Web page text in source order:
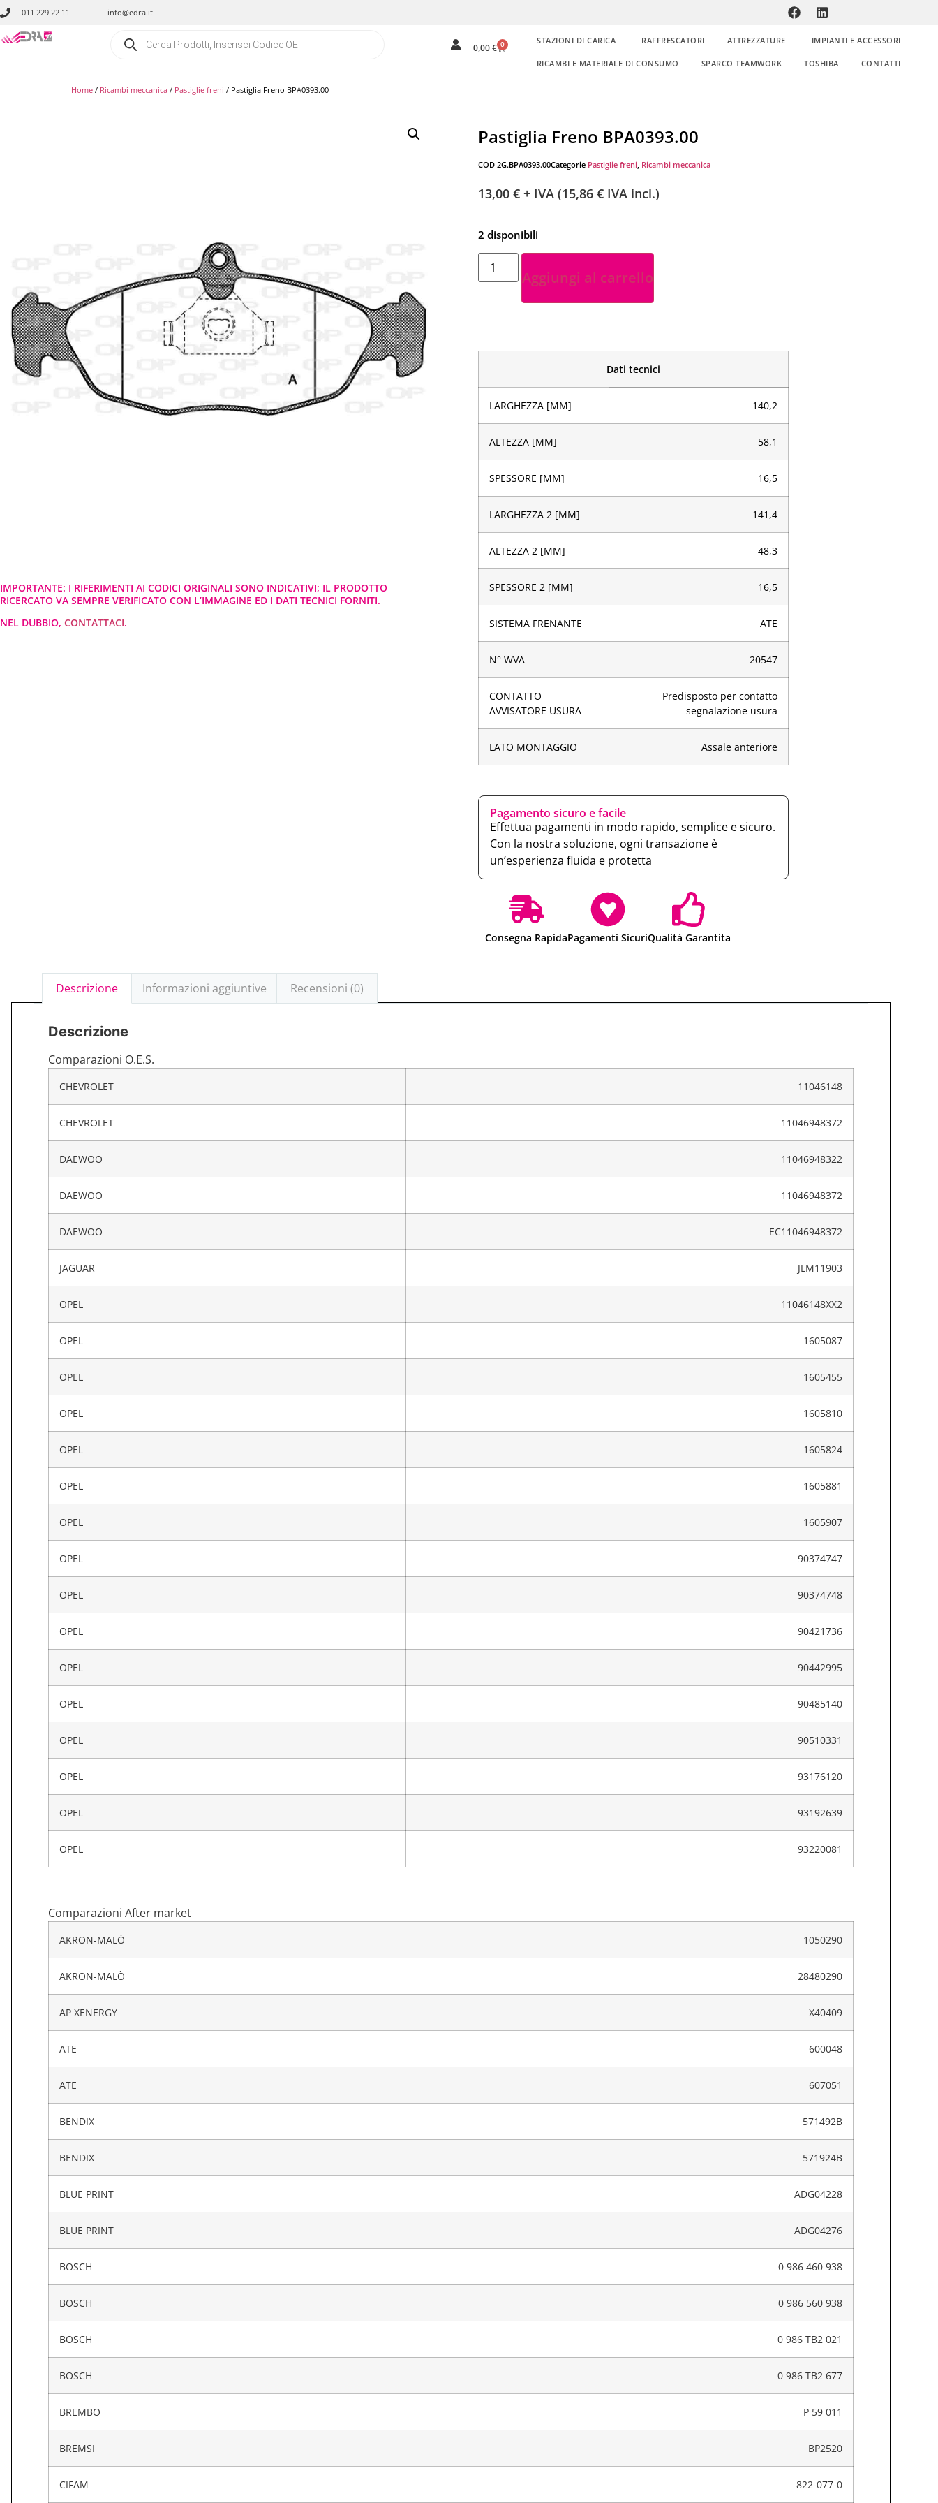
011 229 22 11 info@edra.it
0,00€ 0 STAZIONI DI CARICA RAFFRESCATORI ATTREZZATURE IMPIANTI E ACCESSORI
RICAMBI E MATERIALE DI CONSUMO SPARCO TEAMWORK TOSHIBA CONTATTI
Home / Ricambi meccanica / Pastiglie freni / Pastiglia Freno BPA0393.00
IMPORTANTE: I RIFERIMENTI AI CODICI ORIGINALI SONO INDICATIVI; IL PRODOTTO
RICERCATO VA SEMPRE VERIFICATO CON L’IMMAGINE ED I DATI TECNICI FORNITI.
NEL DUBBIO, CONTATTACI.
Pastiglia Freno BPA0393.00
COD 2G.BPA0393.00Categorie Pastiglie freni, Ricambi meccanica
13,00 € + IVA (15,86 € IVA incl.)
2 disponibili
Aggiungi al carrello
Dati tecnici
LARGHEZZA [MM] 140,2
ALTEZZA [MM] 58,1
SPESSORE [MM] 16,5
LARGHEZZA 2 [MM] 141,4
ALTEZZA 2 [MM] 48,3
SPESSORE 2 [MM] 16,5
SISTEMA FRENANTE ATE
N° WVA 20547
CONTATTO
AVVISATORE USURA
Predisposto per contatto
segnalazione usura
LATO MONTAGGIO Assale anteriore
Pagamento sicuro e facile
Effettua pagamenti in modo rapido, semplice e sicuro.
Con la nostra soluzione, ogni transazione è
un’esperienza fluida e protetta
Consegna RapidaPagamenti SicuriQualità Garantita
Descrizione Informazioni aggiuntive Recensioni (0)
Descrizione
Comparazioni O.E.S.
CHEVROLET 11046148
CHEVROLET 11046948372
DAEWOO 11046948322
DAEWOO 11046948372
DAEWOO EC11046948372
JAGUAR JLM11903
OPEL 11046148XX2
OPEL 1605087
OPEL 1605455
OPEL 1605810
OPEL 1605824
OPEL 1605881
OPEL 1605907
OPEL 90374747
OPEL 90374748
OPEL 90421736
OPEL 90442995
OPEL 90485140
OPEL 90510331
OPEL 93176120
OPEL 93192639
OPEL 93220081
Comparazioni After market
AKRON-MALÒ 1050290
AKRON-MALÒ 28480290
AP XENERGY X40409
ATE 600048
ATE 607051
BENDIX 571492B
BENDIX 571924B
BLUE PRINT ADG04228
BLUE PRINT ADG04276
BOSCH 0 986 460 938
BOSCH 0 986 560 938
BOSCH 0 986 TB2 021
BOSCH 0 986 TB2 677
BREMBO P 59 011
BREMSI BP2520
CIFAM 822-077-0